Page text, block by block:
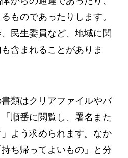
ものであったりします。
民生委員など、地域に関
含まれることがありま
類はクリアファイルやバ
順番に閲覧し、署名また
よう求められます。なか
ち帰ってよいもの」と分